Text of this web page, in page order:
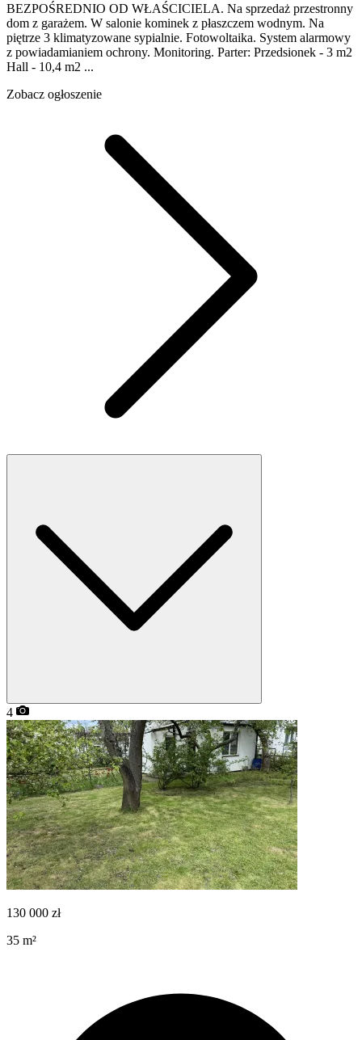
BEZPOŚREDNIO OD WŁAŚCICIELA. Na sprzedaż przestronny
dom z garażem. W salonie kominek z płaszczem wodnym. Na
piętrze 3 klimatyzowane sypialnie. Fotowoltaika. System alarmowy
z powiadamianiem ochrony. Monitoring. Parter: Przedsionek - 3 m2
Hall - 10,4 m2 ...
Zobacz ogłoszenie
4
130 000 zł
35 m²